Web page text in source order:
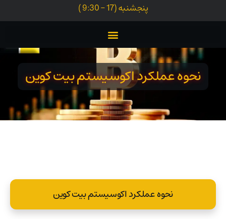
پنجشنبه (17 - 9:30 )
نحوه عملکرد اکوسیستم بیت کوین
نحوه عملکرد اکوسیستم بیت کوین